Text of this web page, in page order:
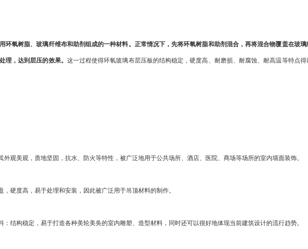
环氧树脂、玻璃纤维布和助剂组成的一种材料。正常情况下，先将环氧树脂和助剂混合，再将混合物覆盖在玻
理，达到层压的效果。 这一过程使得环氧玻璃布层压板的结构稳定，硬度高、耐磨损、耐腐蚀、耐高温等特点
美观，质地坚固，抗水、防火等特性，被广泛地用于公共场所、酒店、医院、商场等场所的室内墙面装饰。
硬度高，易于处理和安装，因此被广泛用于吊顶材料的制作。
构稳定，易于打造各种美轮美奂的室内雕塑、造型材料，同时还可以很好地体现当前建筑设计的流行趋势。